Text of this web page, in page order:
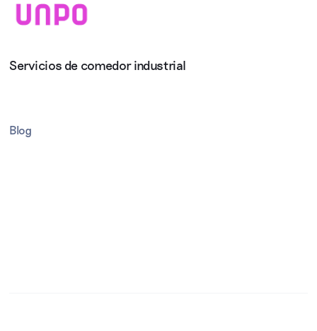
Servicios de comedor industrial
Blog